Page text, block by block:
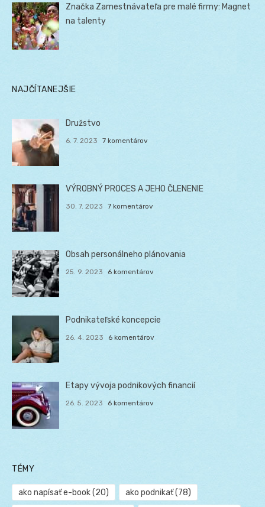
Značka Zamestnávateľa pre malé firmy: Magnet
na talenty
NAJČÍTANEJŠIE
Družstvo
6. 7. 2023 7 komentárov
VÝROBNÝ PROCES A JEHO ČLENENIE
30. 7. 2023 7 komentárov
Obsah personálneho plánovania
25. 9. 2023 6 komentárov
Podnikateľské koncepcie
26. 4. 2023 6 komentárov
Etapy vývoja podnikových financií
26. 5. 2023 6 komentárov
TÉMY
ako napísať e-book(20) ako podnikať(78)